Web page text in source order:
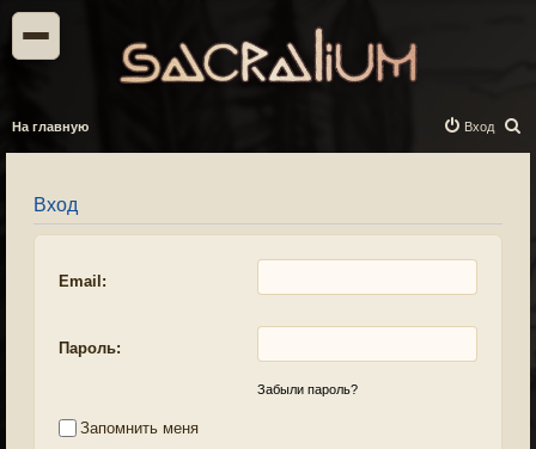
На главную
о
Вход
Вход
Email:
Пароль:
Забыли пароль?
Запомнить меня